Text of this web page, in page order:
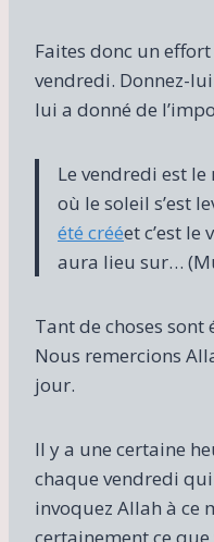
Faites donc un
vendredi. Donnez-
lui a donné de
Le vendredi est
où le soleil s’est
été crééet c’est
aura lieu sur…
Tant de choses sont
Nous remercions
jour.
Il y a une certaine
chaque vendredi
invoquez Allah à ce